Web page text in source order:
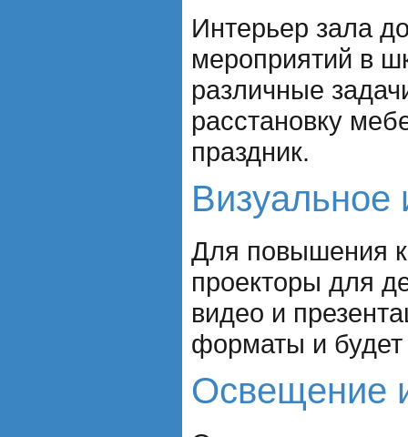
Интерьер зала
мероприятий в
различные
расстановку
праздник.
Визуальное
Для повышения
проекторы для
видео и
форматы и
Освещение